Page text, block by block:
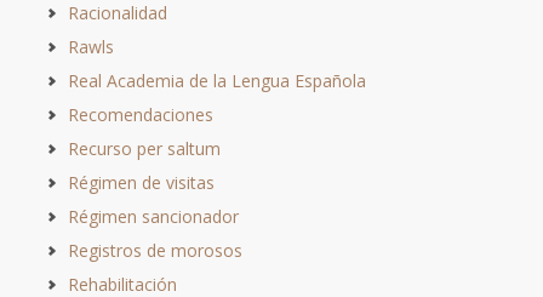
Racionalidad
Rawls
Real Academia de la Lengua Española
Recomendaciones
Recurso per saltum
Régimen de visitas
Régimen sancionador
Registros de morosos
Rehabilitación